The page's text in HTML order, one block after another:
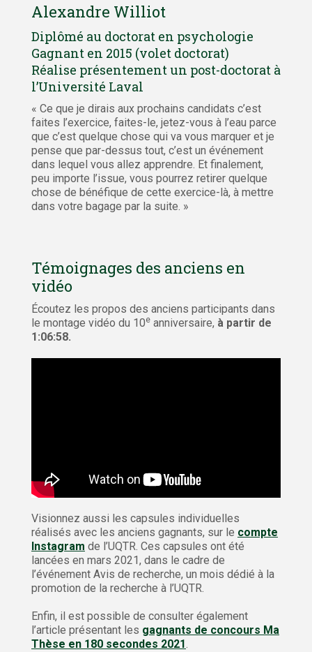
Alexandre Williot
Diplômé au doctorat en psychologie
Gagnant en 2015 (volet doctorat)
Réalise présentement un post-doctorat à
l’Université Laval
« Ce que je dirais aux prochains candidats c’est
faites l’exercice, faites-le, jetez-vous à l’eau parce
que c’est quelque chose qui va vous marquer et je
pense que par-dessus tout, c’est un événement
dans lequel vous allez apprendre. Et finalement,
peu importe l’issue, vous pourrez retirer quelque
chose de bénéfique de cette exercice-là, à mettre
dans votre bagage par la suite. »
Témoignages des anciens en
vidéo
Écoutez les propos des anciens participants dans
le montage vidéo du 10e anniversaire, à partir de
1:06:58.
Visionnez aussi les capsules individuelles
réalisés avec les anciens gagnants, sur le compte
Instagram de l’UQTR. Ces capsules ont été
lancées en mars 2021, dans le cadre de
l’événement Avis de recherche, un mois dédié à la
promotion de la recherche à l’UQTR.
Enfin, il est possible de consulter également
l’article présentant les gagnants de concours Ma
Thèse en 180 secondes 2021.